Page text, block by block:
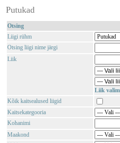
Putukad
Otsing
Liigi rühm
Otsing liigi nime järgi
Liik
Liik
Kõik kaitsealused liigid
Kaitsekategooria
Kohanimi
Maakond